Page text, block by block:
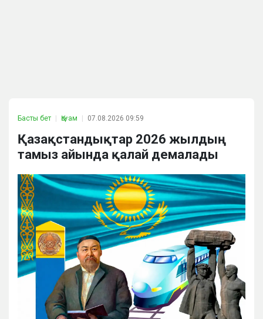
Басты бет Қоғам 07.08.2026 09:59
Қазақстандықтар 2026 жылдың
тамыз айында қалай демалады